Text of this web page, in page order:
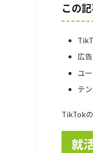
この
広
ユ
テ
TikTok
就